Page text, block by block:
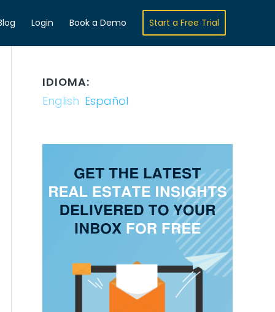
Login Book a Demo Start a Free Trial
IDIOMA:
English Español